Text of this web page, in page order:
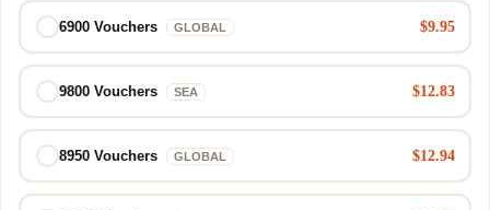
6900 Vouchers GLOBAL $9.95
9800 Vouchers SEA $12.83
8950 Vouchers GLOBAL $12.94